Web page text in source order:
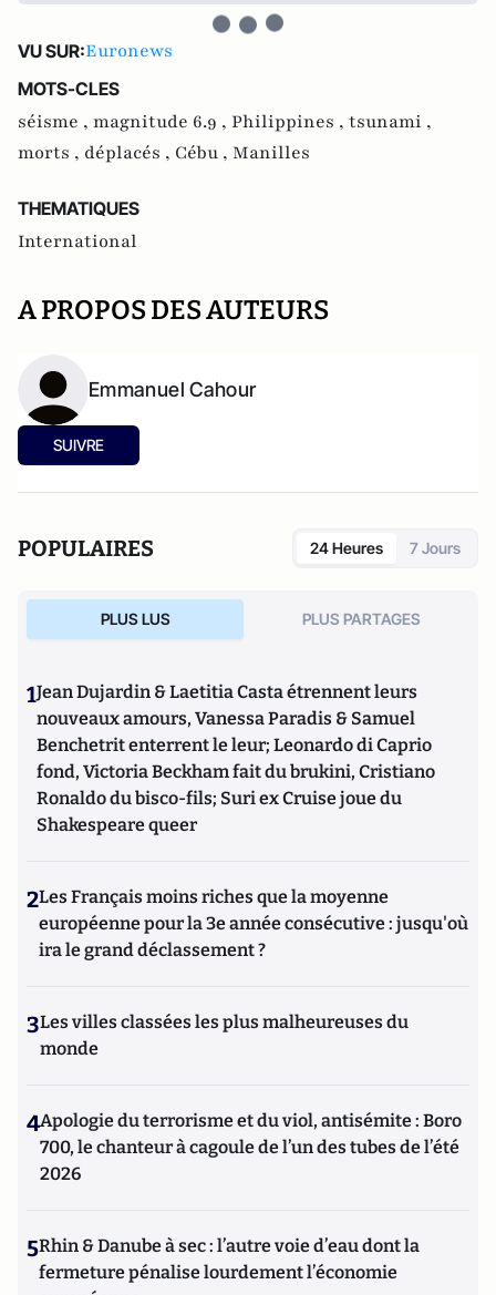
VU SUR:Euronews
MOTS-CLES
séisme , magnitude 6.9 , Philippines , tsunami ,
morts , déplacés , Cébu , Manilles
THEMATIQUES
International
A PROPOS DES AUTEURS
Emmanuel Cahour
SUIVRE
POPULAIRES 24 Heures 7 Jours
PLUS LUS PLUS PARTAGES
1Jean Dujardin & Laetitia Casta étrennent leurs
nouveaux amours, Vanessa Paradis & Samuel
Benchetrit enterrent le leur; Leonardo di Caprio
fond, Victoria Beckham fait du brukini, Cristiano
Ronaldo du bisco-fils; Suri ex Cruise joue du
Shakespeare queer
2Les Français moins riches que la moyenne
européenne pour la 3e année consécutive : jusqu'où
ira le grand déclassement ?
3Les villes classées les plus malheureuses du
monde
4Apologie du terrorisme et du viol, antisémite : Boro
700, le chanteur à cagoule de l’un des tubes de l’été
2026
5Rhin & Danube à sec : l’autre voie d’eau dont la
fermeture pénalise lourdement l’économie